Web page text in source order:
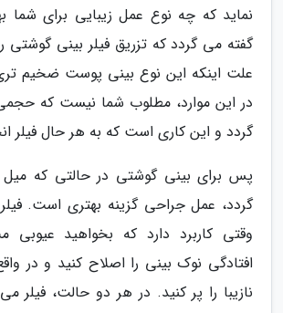
نماید که چه نوع عمل زیبایی برای شما
گفته می گردد که تزریق فیلر بینی
علت اینکه این نوع بینی پوست ضخیم
در این موارد، مطلوب شما نیست که حجمی
گردد و این کاری است که به هر حال فیلر
پس برای بینی گوشتی در حالتی که
گردد، عمل جراحی گزینه بهتری است.
وقتی کاربرد دارد که بخواهید عیوبی
افتادگی نوک بینی را اصلاح کنید و در
نازیبا را پر کنید. در هر دو حالت، فیلر